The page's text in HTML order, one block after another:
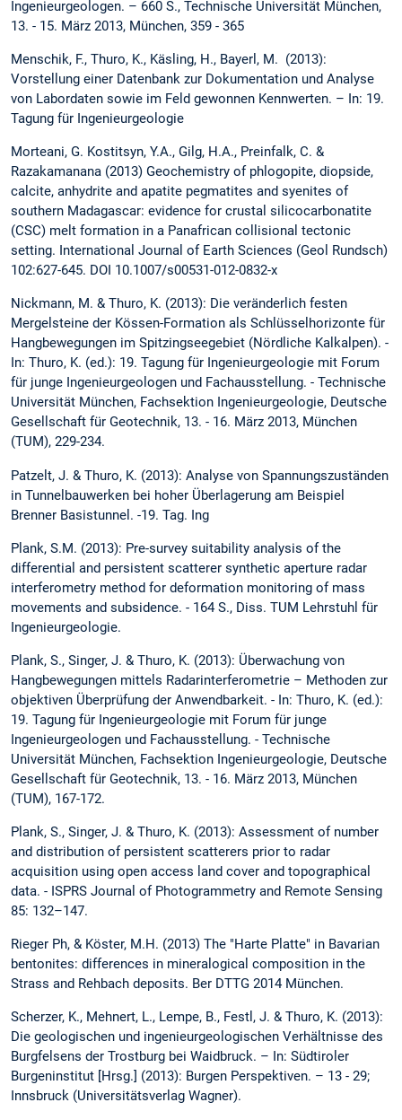
Ingenieurgeologen. – 660 S., Technische Universität München,
13. - 15. März 2013, München, 359 - 365
Menschik, F., Thuro, K., Käsling, H., Bayerl, M. (2013):
Vorstellung einer Datenbank zur Dokumentation und Analyse
von Labordaten sowie im Feld gewonnen Kennwerten. – In: 19.
Tagung für Ingenieurgeologie
Morteani, G. Kostitsyn, Y.A., Gilg, H.A., Preinfalk, C. &
Razakamanana (2013) Geochemistry of phlogopite, diopside,
calcite, anhydrite and apatite pegmatites and syenites of
southern Madagascar: evidence for crustal silicocarbonatite
(CSC) melt formation in a Panafrican collisional tectonic
setting. International Journal of Earth Sciences (Geol Rundsch)
102:627-645. DOI 10.1007/s00531-012-0832-x
Nickmann, M. & Thuro, K. (2013): Die veränderlich festen
Mergelsteine der Kössen-Formation als Schlüsselhorizonte für
Hangbewegungen im Spitzingseegebiet (Nördliche Kalkalpen). -
In: Thuro, K. (ed.): 19. Tagung für Ingenieurgeologie mit Forum
für junge Ingenieurgeologen und Fachausstellung. - Technische
Universität München, Fachsektion Ingenieurgeologie, Deutsche
Gesellschaft für Geotechnik, 13. - 16. März 2013, München
(TUM), 229-234.
Patzelt, J. & Thuro, K. (2013): Analyse von Spannungszuständen
in Tunnelbauwerken bei hoher Überlagerung am Beispiel
Brenner Basistunnel. -19. Tag. Ing
Plank, S.M. (2013): Pre-survey suitability analysis of the
differential and persistent scatterer synthetic aperture radar
interferometry method for deformation monitoring of mass
movements and subsidence. - 164 S., Diss. TUM Lehrstuhl für
Ingenieurgeologie.
Plank, S., Singer, J. & Thuro, K. (2013): Überwachung von
Hangbewegungen mittels Radarinterferometrie – Methoden zur
objektiven Überprüfung der Anwendbarkeit. - In: Thuro, K. (ed.):
19. Tagung für Ingenieurgeologie mit Forum für junge
Ingenieurgeologen und Fachausstellung. - Technische
Universität München, Fachsektion Ingenieurgeologie, Deutsche
Gesellschaft für Geotechnik, 13. - 16. März 2013, München
(TUM), 167-172.
Plank, S., Singer, J. & Thuro, K. (2013): Assessment of number
and distribution of persistent scatterers prior to radar
acquisition using open access land cover and topographical
data. - ISPRS Journal of Photogrammetry and Remote Sensing
85: 132–147.
Rieger Ph, & Köster, M.H. (2013) The "Harte Platte" in Bavarian
bentonites: differences in mineralogical composition in the
Strass and Rehbach deposits. Ber DTTG 2014 München.
Scherzer, K., Mehnert, L., Lempe, B., Festl, J. & Thuro, K. (2013):
Die geologischen und ingenieurgeologischen Verhältnisse des
Burgfelsens der Trostburg bei Waidbruck. – In: Südtiroler
Burgeninstitut [Hrsg.] (2013): Burgen Perspektiven. – 13 - 29;
Innsbruck (Universitätsverlag Wagner).